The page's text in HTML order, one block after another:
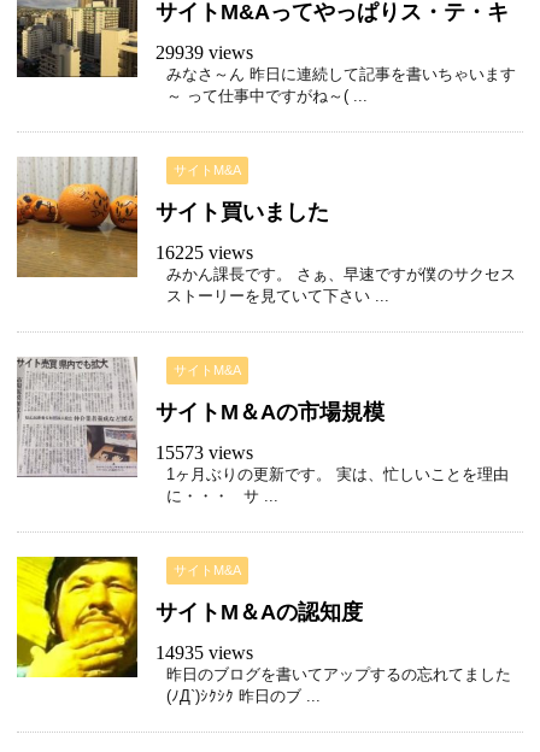
サイトM&Aってやっぱりス・テ・キ
29939 views
みなさ～ん 昨日に連続して記事を書いちゃいます
～ って仕事中ですがね～( ...
サイトM&A
サイト買いました
16225 views
みかん課長です。 さぁ、早速ですが僕のサクセス
ストーリーを見ていて下さい ...
サイトM&A
サイトM＆Aの市場規模
15573 views
1ヶ月ぶりの更新です。 実は、忙しいことを理由
に・・・ サ ...
サイトM&A
サイトM＆Aの認知度
14935 views
昨日のブログを書いてアップするの忘れてました
(ﾉД`)ｼｸｼｸ 昨日のブ ...